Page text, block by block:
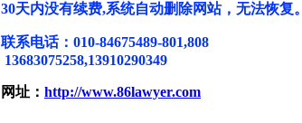
30天内没有续费,系统自动删除网站，无法恢复。
联系电话：010-84675489-801,808
13683075258,13910290349
网址： http://www.86lawyer.com